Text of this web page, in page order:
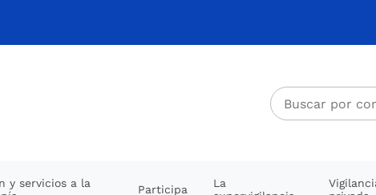
y servicios a la
Participa
La